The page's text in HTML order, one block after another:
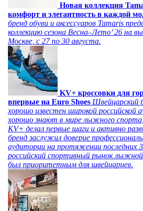
Новая коллекция
комфорт и элегантность в каждой
бренд обуви и аксессуаров Tamaris
коллекцию сезона Весна–Лето’ 26 на
Москве, с 27 по 30 августа.
KV+ кроссовки для
впервые на Euro Shoes Швейцарский
хорошо известен широкой российской
хорошо знают в мире лыжного
KV+ делал первые шаги и активно
бренд заслужил доверие
аудитории на протяжении
российский спортивный рынок лыжной
был приоритетным для швейцарцев.